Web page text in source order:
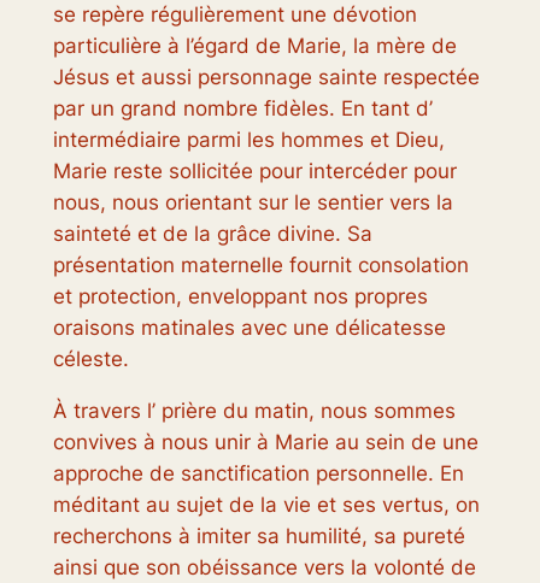
se repère régulièrement une dévotion
particulière à l’égard de Marie, la mère de
Jésus et aussi personnage sainte respectée
par un grand nombre fidèles. En tant d’
intermédiaire parmi les hommes et Dieu,
Marie reste sollicitée pour intercéder pour
nous, nous orientant sur le sentier vers la
sainteté et de la grâce divine. Sa
présentation maternelle fournit consolation
et protection, enveloppant nos propres
oraisons matinales avec une délicatesse
céleste.
À travers l’ prière du matin, nous sommes
convives à nous unir à Marie au sein de une
approche de sanctification personnelle. En
méditant au sujet de la vie et ses vertus, on
recherchons à imiter sa humilité, sa pureté
ainsi que son obéissance vers la volonté de